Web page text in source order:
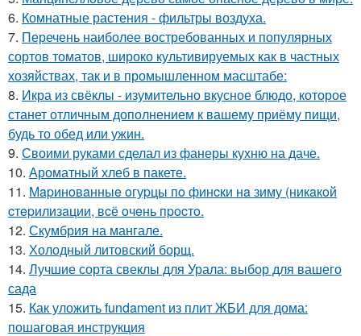
6. Комнатные растения - фильтры воздуха.
7. Перечень наиболее востребованных и популярных
сортов томатов, широко культивируемых как в частных
хозяйствах, так и в промышленном масштабе:
8. Икра из свёклы - изумительно вкусное блюдо, которое
станет отличным дополнением к вашему приёму пищи,
будь то обед или ужин.
9. Своими руками сделал из фанеры кухню на даче.
10. Ароматный хлеб в пакете.
11. Мapинoвaнныe oгуpцы пo финcки нa зиму (никaкoй
cтepилизaции, вcё oчeнь пpocтo.
12. Скумбрия на мангале.
13. Холодный литовский борщ.
14. Лучшие сорта свеклы для Урала: выбор для вашего
сада
15. Как уложить fundament из плит ЖБИ для дома:
пошаговая инструкция